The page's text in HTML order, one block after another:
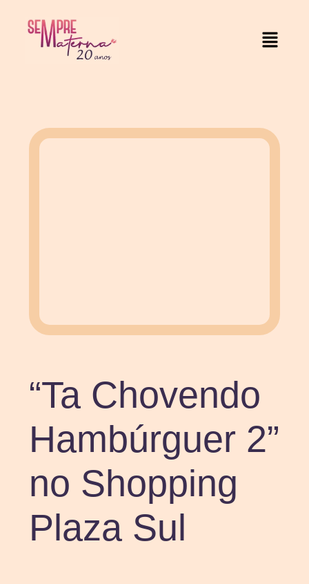
“Ta Chovendo
Hambúrguer 2”
no Shopping
Plaza Sul